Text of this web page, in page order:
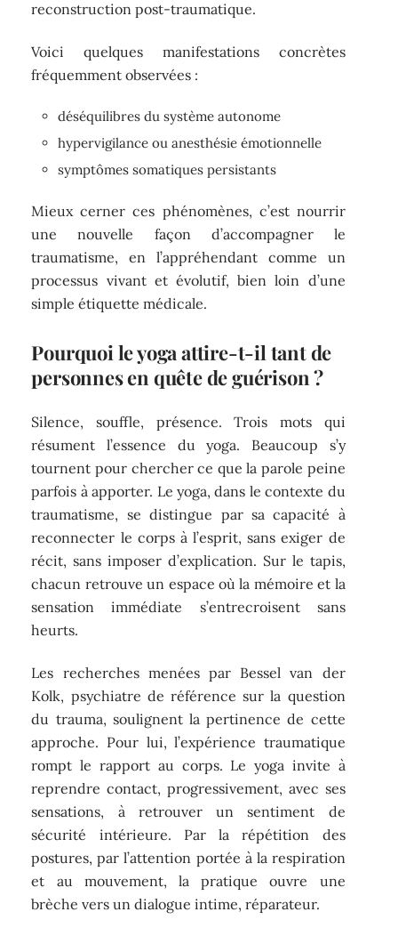
reconstruction post-traumatique.
Voici quelques manifestations concrètes
fréquemment observées :
déséquilibres du système autonome
hypervigilance ou anesthésie émotionnelle
symptômes somatiques persistants
Mieux cerner ces phénomènes, c’est nourrir
une nouvelle façon d’accompagner le
traumatisme, en l’appréhendant comme un
processus vivant et évolutif, bien loin d’une
simple étiquette médicale.
Pourquoi le yoga attire-t-il tant de
personnes en quête de guérison ?
Silence, souffle, présence. Trois mots qui
résument l’essence du yoga. Beaucoup s’y
tournent pour chercher ce que la parole peine
parfois à apporter. Le yoga, dans le contexte du
traumatisme, se distingue par sa capacité à
reconnecter le corps à l’esprit, sans exiger de
récit, sans imposer d’explication. Sur le tapis,
chacun retrouve un espace où la mémoire et la
sensation immédiate s’entrecroisent sans
heurts.
Les recherches menées par Bessel van der
Kolk, psychiatre de référence sur la question
du trauma, soulignent la pertinence de cette
approche. Pour lui, l’expérience traumatique
rompt le rapport au corps. Le yoga invite à
reprendre contact, progressivement, avec ses
sensations, à retrouver un sentiment de
sécurité intérieure. Par la répétition des
postures, par l’attention portée à la respiration
et au mouvement, la pratique ouvre une
brèche vers un dialogue intime, réparateur.